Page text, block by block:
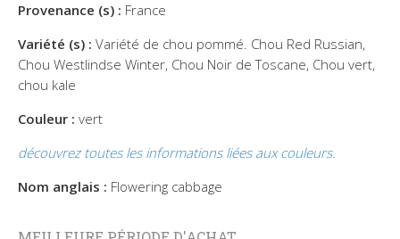
Provenance (s) : France
Variété (s) : Variété de chou pommé. Chou Red Russian,
Chou Westlindse Winter, Chou Noir de Toscane, Chou vert,
chou kale
Couleur : vert
découvrez toutes les informations liées aux couleurs.
Nom anglais : Flowering cabbage